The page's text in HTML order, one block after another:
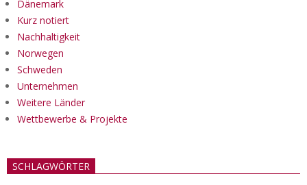
Dänemark
Kurz notiert
Nachhaltigkeit
Norwegen
Schweden
Unternehmen
Weitere Länder
Wettbewerbe & Projekte
SCHLAGWÖRTER